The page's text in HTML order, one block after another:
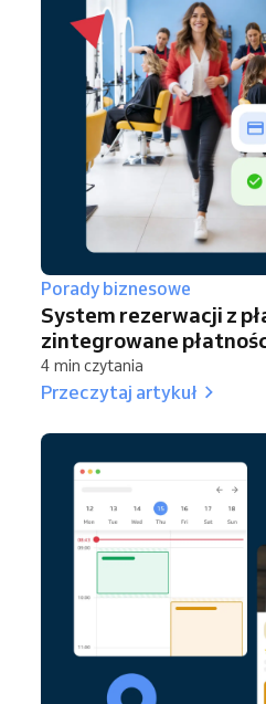
Porady biznesowe
System rezerwacji z
zintegrowane
4 min czytania
Przeczytaj artykuł